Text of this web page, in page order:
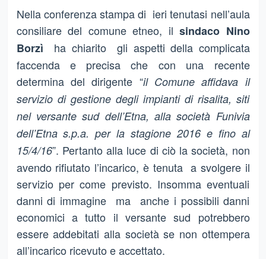
Nella conferenza stampa di ieri tenutasi nell’aula
consiliare del comune etneo, il sindaco Nino
Borzì ha chiarito gli aspetti della complicata
faccenda e precisa che con una recente
determina del dirigente “il Comune affidava il
servizio di gestione degli impianti di risalita, siti
nel versante sud dell’Etna, alla società Funivia
dell’Etna s.p.a. per la stagione 2016 e fino al
15/4/16”. Pertanto alla luce di ciò la società, non
avendo rifiutato l’incarico, è tenuta a svolgere il
servizio per come previsto. Insomma eventuali
danni di immagine ma anche i possibili danni
economici a tutto il versante sud potrebbero
essere addebitati alla società se non ottempera
all’incarico ricevuto e accettato.